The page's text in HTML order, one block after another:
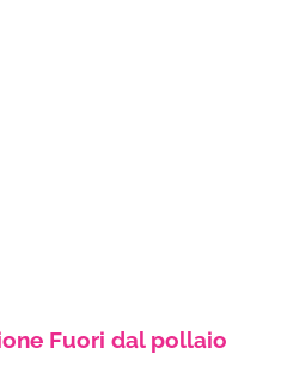
Fuori dal pollaio